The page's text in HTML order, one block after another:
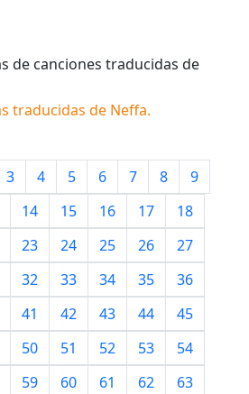
de canciones traducidas de
traducidas de Neffa.
3 4 5 6 7 8
9
14 15 16 17
18
23 24 25 26
27
32 33 34 35
36
41 42 43 44
45
50 51 52 53
54
59 60 61 62
63